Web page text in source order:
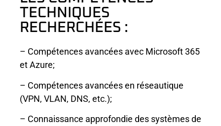
TECHNIQUES
RECHERCHÉES :
– Compétences avancées avec Microsoft 365
et Azure;
– Compétences avancées en réseautique
(VPN, VLAN, DNS, etc.);
– Connaissance approfondie des systèmes de